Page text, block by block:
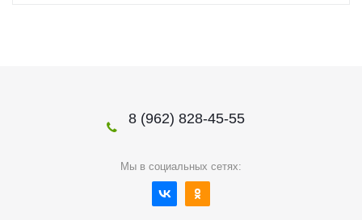
8 (962) 828-45-55
Мы в социальных сетях: